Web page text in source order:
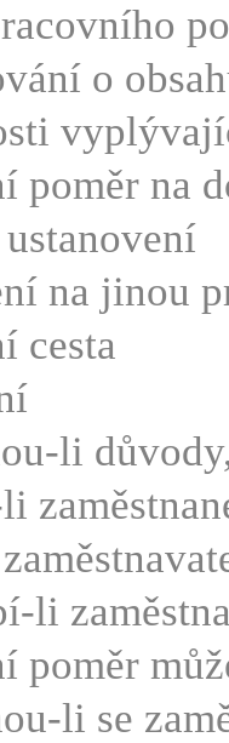
o
poměr na
na jinou
cesta
li
li
poměr
li se